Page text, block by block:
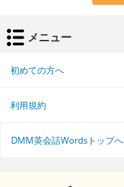
メニュー
初めての方へ
利用規約
DMM英会話Wordsトップへ